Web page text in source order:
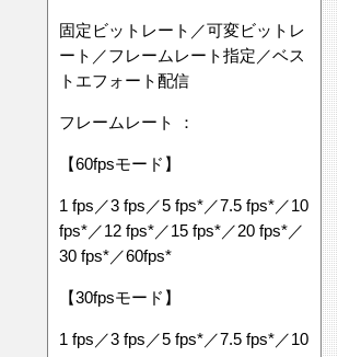
固定ビットレート／可変ビットレ
ート／フレームレート指定／ベス
トエフォート配信
フレームレート ：
【60fpsモード】
1 fps／3 fps／5 fps*／7.5 fps*／10
fps*／12 fps*／15 fps*／20 fps*／
30 fps*／60fps*
【30fpsモード】
1 fps／3 fps／5 fps*／7.5 fps*／10